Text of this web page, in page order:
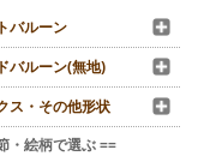
バルーン
バルーン(無地)
ス・その他形状
・絵柄で選ぶ ==